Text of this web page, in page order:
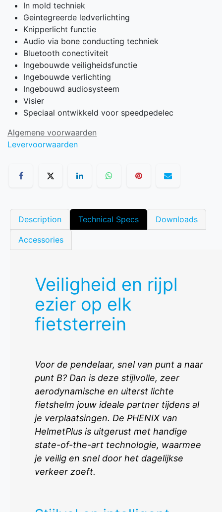
In mold techniek
Geintegreerde ledverlichting
Knipperlicht functie
Audio via bone conducting techniek
Bluetooth conectiviteit
Ingebouwde veiligheidsfunctie
Ingebouwde verlichting
Ingebouwd audiosysteem
Visier
Speciaal ontwikkeld voor speedpedelec
Algemene voorwaarden
Levervoorwaarden
Description Technical Specs Downloads
Accessories
Veiligheid en rijpl​
ezier op elk
fietsterrein
Voor de pendelaar, snel van punt a naar
punt B? Dan is deze stijlvolle, zeer
aerodynamische en uiterst lichte
fietshelm jouw ideale partner tijdens al
je verplaatsingen. De PHENIX van
HelmetPlus is uitgerust met handige
state-of-the-art technologie, waarmee
je veilig en snel door het dagelijkse
verkeer zoeft.